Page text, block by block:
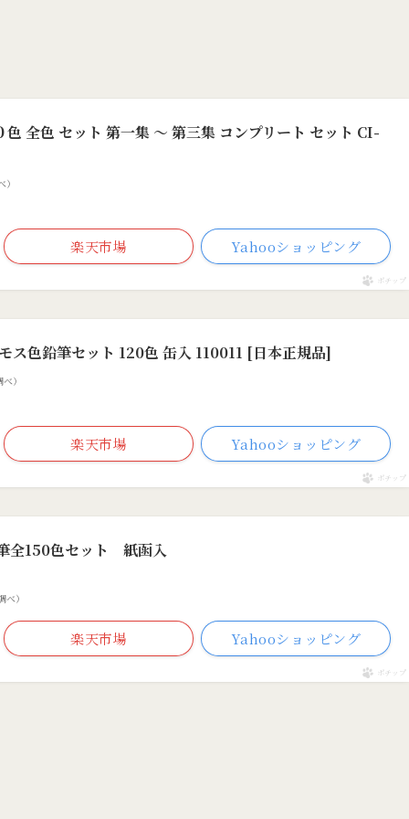
全色 セット 第一集 〜 第三集 コンプリート セット CI-
楽天市場 Yahooショッピング
ポチップ
ス色鉛筆セット 120色 缶入 110011 [日本正規品]
）
楽天市場 Yahooショッピング
ポチップ
全150色セット 紙函入
）
楽天市場 Yahooショッピング
ポチップ